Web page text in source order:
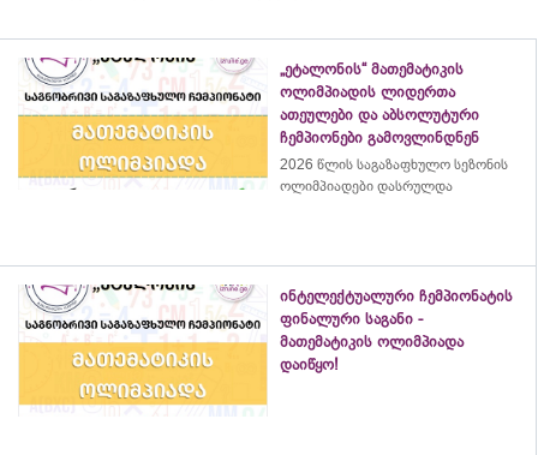
„ეტალონის“ მათემატიკის
ოლიმპიადის ლიდერთა
ათეულები და აბსოლუტური
ჩემპიონები გამოვლინდნენ
2026 წლის საგაზაფხულო სეზონის
ოლიმპიადები დასრულდა
ინტელექტუალური ჩემპიონატის
ფინალური საგანი -
მათემატიკის ოლიმპიადა
დაიწყო!